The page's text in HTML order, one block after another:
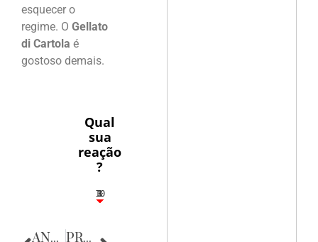
esquecer o
regime. O Gellato
di Cartola é
gostoso demais.
Qual
sua
reação
?
3
1
1
3
10
ANTERIOR PRÓXIMA